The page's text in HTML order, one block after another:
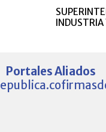
INDUSTRIA
Portales Aliados